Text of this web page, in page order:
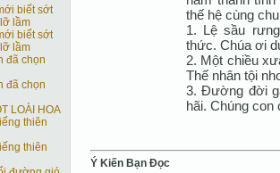
biết sớt
lầm
biết sớt
lầm
đã chọn
đã chọn
LOÀI HOA
thiên
thiên
thế hệ cùng
1. Lệ sầu
thức. Chúa ơi
2. Một chiều
Thế nhân tội
3. Ðường đời
hãi. Chúng
Ý Kiến Bạn Ðọc